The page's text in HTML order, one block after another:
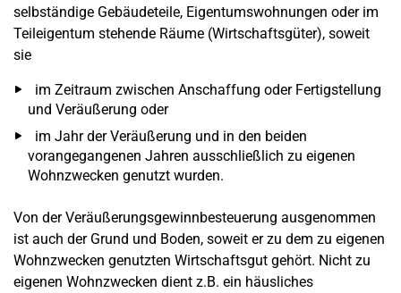
selbständige Gebäudeteile, Eigentumswohnungen oder im
Teileigentum stehende Räume (Wirtschaftsgüter), soweit
sie
im Zeitraum zwischen Anschaffung oder Fertigstellung
und Veräußerung oder
im Jahr der Veräußerung und in den beiden
vorangegangenen Jahren ausschließlich zu eigenen
Wohnzwecken genutzt wurden.
Von der Veräußerungsgewinnbesteuerung ausgenommen
ist auch der Grund und Boden, soweit er zu dem zu eigenen
Wohnzwecken genutzten Wirtschaftsgut gehört. Nicht zu
eigenen Wohnzwecken dient z.B. ein häusliches